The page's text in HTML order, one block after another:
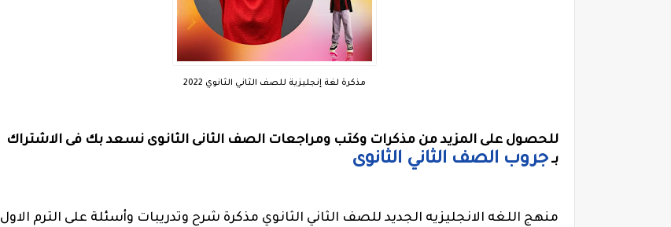
مذكرة لغة إنجليزية للصف الثاني الثانوي 2022
للحصول على المزيد من مذكرات وكتب ومراجعات الصف الثانى الثانوى نسعد بك فى الاشتراك
بـ جروب الصف الثاني الثانوى
منهج اللغه الانجليزيه الجديد للصف الثاني الثانوي مذكرة شرح وتدريبات وأسئلة على الترم الاول